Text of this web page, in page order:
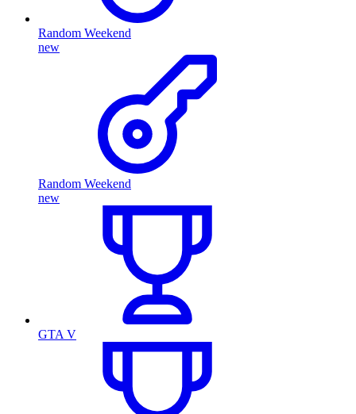
Random Weekend
new
Random Weekend
new
GTA V